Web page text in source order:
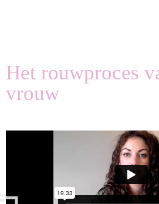
Het rouwproces
vrouw